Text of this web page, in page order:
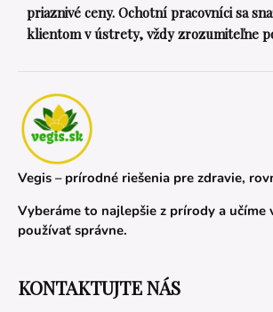
priaznivé ceny. Ochotní pracovníci sa
klientom v ústrety, vždy zrozumiteľne
Vegis – prírodné riešenia pre zdravie,
Vyberáme to najlepšie z prírody a učíme
používať správne.
KONTAKTUJTE NÁS